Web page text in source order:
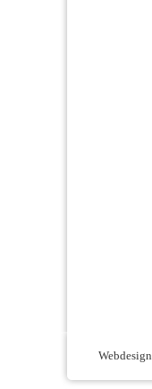
Webdesign